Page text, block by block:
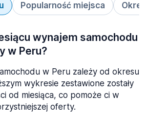
Popularność miejsca
wynajem samochodu
w Peru?
w Peru zależy od okresu
wykresie zestawione zostały
od miesiąca, co pomoże ci w
oferty.